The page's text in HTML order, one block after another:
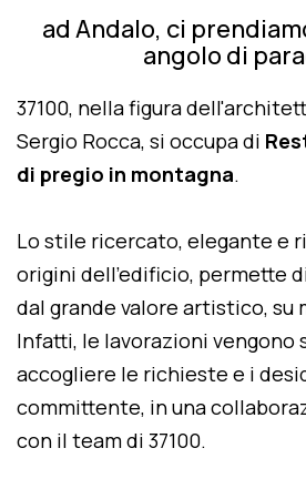
ad Andalo, ci
angolo di
37100, nella figura
Sergio Rocca, si occupa di
di pregio in montagna.
Lo stile ricercato, elegante e
origini dell'edificio, permette
dal grande valore artistico, su
Infatti, le lavorazioni vengono
accogliere le richieste e i
committente, in una
con il team di 37100.